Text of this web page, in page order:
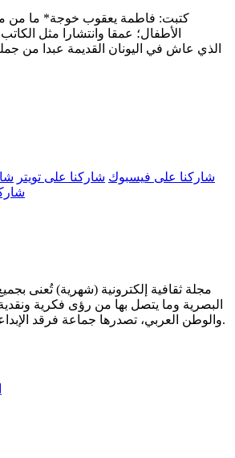
كتبت: فاطمة يعقوب خوجة* ما من
الأطفال؛ عمقا وانتشارا مثل
شاركنا على فيسبوك شاركنا على تويتر
مجلة ثقافية إلكترونية (شهرية) تُعنى
البصرية وما يتصل بها من رؤى فكرية
والوطن العربي، تصدرها جماعة فرقد الإبداعية_نادي الطائف الأدبي.